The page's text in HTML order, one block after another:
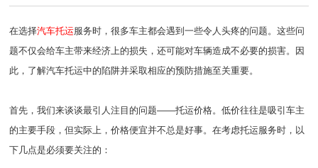
在选择汽车托运服务时，很多车主都会遇到一些令人头疼的问题。这些问
题不仅会给车主带来经济上的损失，还可能对车辆造成不必要的损害。因
此，了解汽车托运中的陷阱并采取相应的预防措施至关重要。
首先，我们来谈谈最引人注目的问题——托运价格。低价往往是吸引车主
的主要手段，但实际上，价格便宜并不总是好事。在考虑托运服务时，以
下几点是必须要关注的：